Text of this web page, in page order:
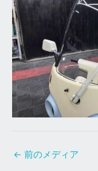
← 前のメディア